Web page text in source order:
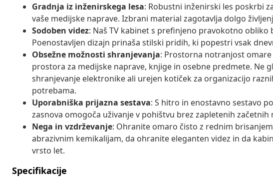
Gradnja iz inženirskega lesa: Robustni inženirski les poskrbi
vaše medijske naprave. Izbrani material zagotavlja dolgo
Sodoben videz: Naš TV kabinet s prefinjeno pravokotno
Poenostavljen dizajn prinaša stilski pridih, ki popestri vsak
Obsežne možnosti shranjevanja: Prostorna notranjost
prostora za medijske naprave, knjige in osebne predmete. Ne
shranjevanje elektronike ali urejen kotiček za organizacijo
potrebama.
Uporabniška prijazna sestava: S hitro in enostavno sestavo
zasnova omogoča uživanje v pohištvu brez zapletenih začetnih
Nega in vzdrževanje: Ohranite omaro čisto z rednim
abrazivnim kemikalijam, da ohranite eleganten videz in da
vrsto let.
Specifikacije